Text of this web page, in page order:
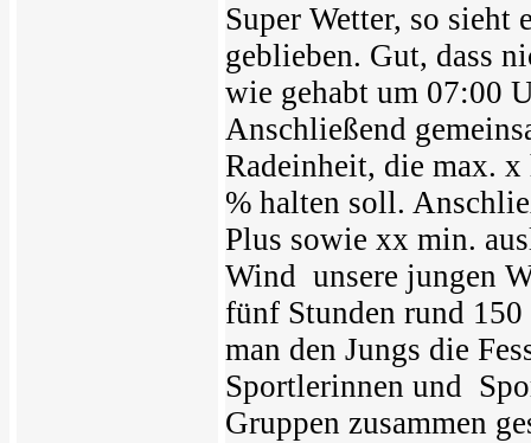
Super Wetter, so sieht
geblieben. Gut, dass
wie gehabt um 07:00
Anschließend
Radeinheit, die max.
% halten soll.
Plus sowie xx min.
Wind unsere jungen
fünf Stunden rund 150
man den Jungs die
Sportlerinnen und
Gruppen zusammen